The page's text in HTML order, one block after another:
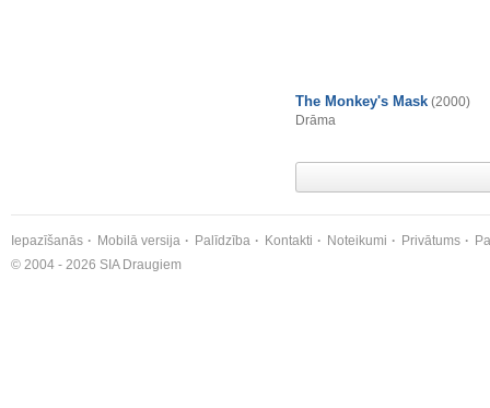
The Monkey's Mask (2000)
Drāma
Iepazīšanās Mobilā versija Palīdzība Kontakti Noteikumi Privātums
© 2004 - 2026 SIA Draugiem